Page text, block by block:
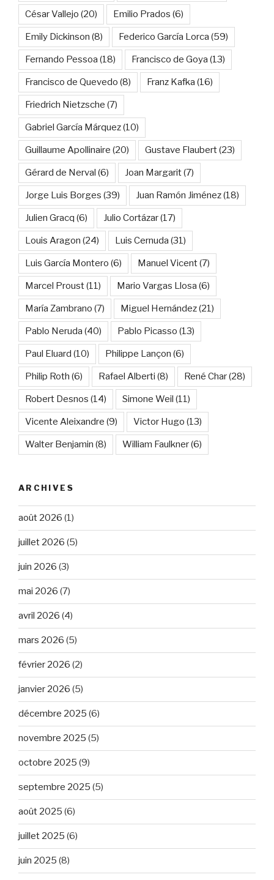
César Vallejo (20) Emilio Prados (6)
Emily Dickinson (8) Federico García Lorca (59)
Fernando Pessoa (18) Francisco de Goya (13)
Francisco de Quevedo (8) Franz Kafka (16)
Friedrich Nietzsche (7)
Gabriel García Márquez(10)
Guillaume Apollinaire (20) Gustave Flaubert(23)
Gérard de Nerval (6) Joan Margarit(7)
Jorge Luis Borges (39) Juan Ramón Jiménez(18)
Julien Gracq (6) Julio Cortázar(17)
Louis Aragon (24) Luis Cernuda (31)
Luis García Montero (6) Manuel Vicent(7)
Marcel Proust(11) Mario Vargas Llosa (6)
María Zambrano (7) Miguel Hernández(21)
Pablo Neruda (40) Pablo Picasso (13)
Paul Eluard (10) Philippe Lançon (6)
Philip Roth (6) Rafael Alberti (8) René Char(28)
Robert Desnos (14) Simone Weil (11)
Vicente Aleixandre (9) Victor Hugo (13)
Walter Benjamin (8) William Faulkner(6)
ARCHIVES
août 2026 (1)
juillet 2026 (5)
juin 2026 (3)
mai 2026 (7)
avril 2026 (4)
mars 2026 (5)
février 2026 (2)
janvier 2026 (5)
décembre 2025 (6)
novembre 2025 (5)
octobre 2025 (9)
septembre 2025 (5)
août 2025 (6)
juillet 2025 (6)
juin 2025 (8)